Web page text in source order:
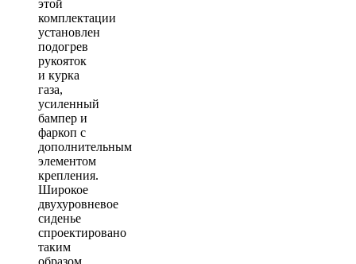
этой
комплектации
установлен
подогрев
рукояток
и курка
газа,
усиленный
бампер и
фаркоп с
дополнительным
элементом
крепления.
Широкое
двухуровневое
сиденье
спроектировано
таким
образом,